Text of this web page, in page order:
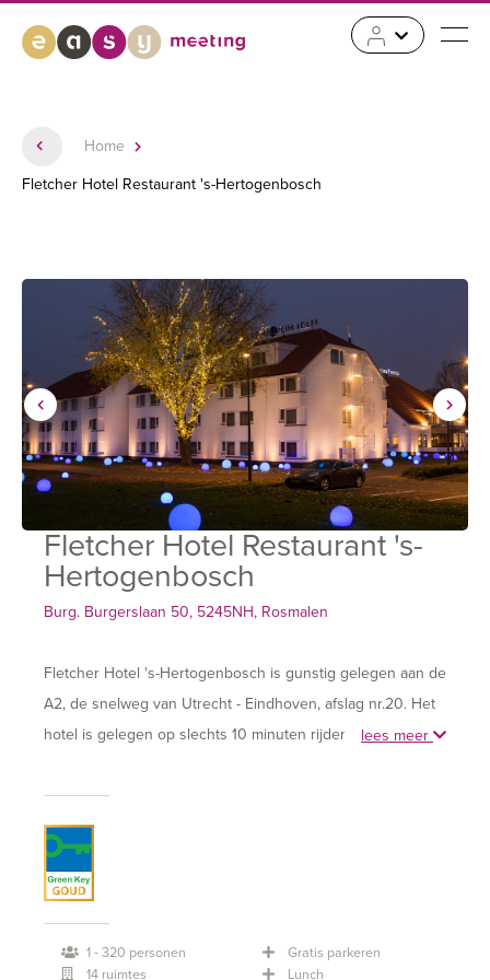
Home
Fletcher Hotel Restaurant 's-Hertogenbosch
Fletcher Hotel Restaurant 's-
Hertogenbosch
Burg. Burgerslaan 50, 5245NH, Rosmalen
Fletcher Hotel 's-Hertogenbosch is gunstig gelegen aan de
A2, de snelweg van Utrecht - Eindhoven, afslag nr.20. Het
hotel is gelegen op slechts 10 minuten rijden van het
Vergaderen bij Fletcher Hotel 's-Hertogenbosch betekent
plezierig werken in een professionele omgeving. Het
Fletcher Team zorgt voor een persoonlijk ontvangst.
Het hotel heeft 13 multifunctionele zalen voor
lees meer
1 - 320 personen
14 ruimtes
Gratis parkeren
Lunch